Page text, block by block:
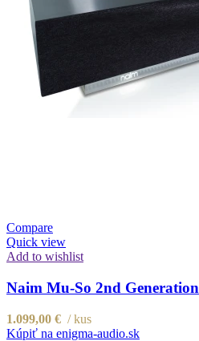
Compare
Quick view
Add to wishlist
Naim Mu-So 2nd Generation
1.099,00 €
kus
Kúpiť na enigma-audio.sk